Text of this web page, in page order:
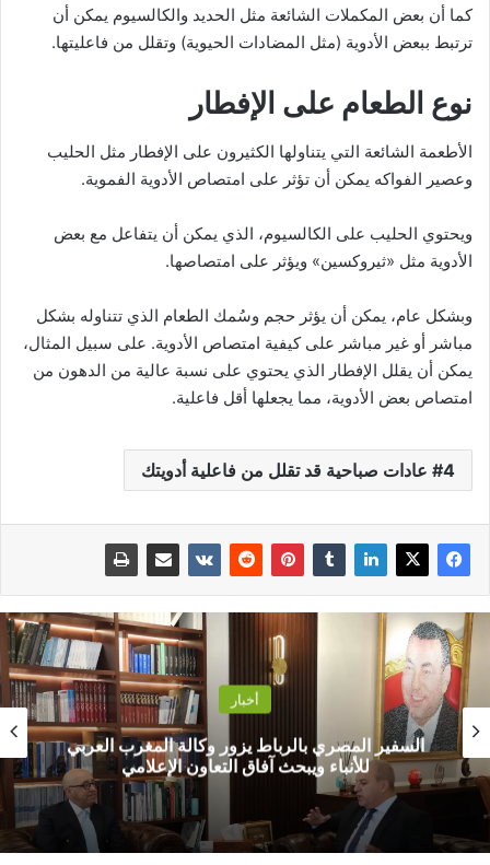
كما أن بعض المكملات الشائعة مثل الحديد والكالسيوم يمكن أن
ترتبط ببعض الأدوية (مثل المضادات الحيوية) وتقلل من فاعليتها.
نوع الطعام على الإفطار
الأطعمة الشائعة التي يتناولها الكثيرون على الإفطار مثل الحليب
وعصير الفواكه يمكن أن تؤثر على امتصاص الأدوية الفموية.
ويحتوي الحليب على الكالسيوم، الذي يمكن أن يتفاعل مع بعض
الأدوية مثل «ثيروكسين» ويؤثر على امتصاصها.
وبشكل عام، يمكن أن يؤثر حجم وسُمك الطعام الذي تتناوله بشكل
مباشر أو غير مباشر على كيفية امتصاص الأدوية. على سبيل المثال،
يمكن أن يقلل الإفطار الذي يحتوي على نسبة عالية من الدهون من
امتصاص بعض الأدوية، مما يجعلها أقل فاعلية.
4 عادات صباحية قد تقلل من فاعلية أدويتك
أخبار
السفير المصري بالرباط يزور وكالة المغرب العربي
للأنباء ويبحث آفاق التعاون الإعلامي